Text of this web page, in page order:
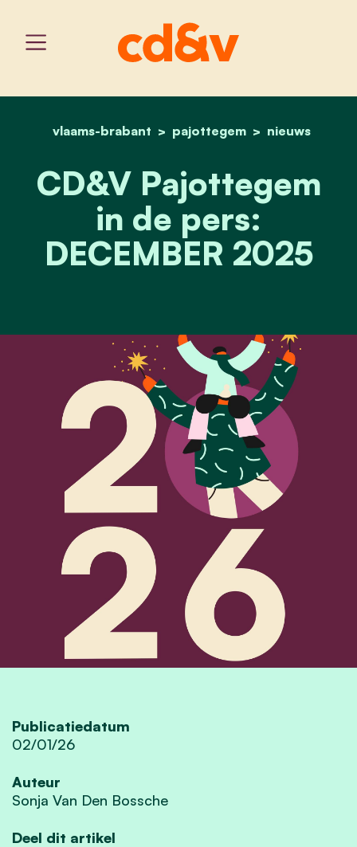
home
vlaams-brabant pajottegem nieuws
cd&v pajottegem in de
CD&V Pajottegem
in de pers:
DECEMBER 2025
Publicatiedatum
02/01/26
Auteur
Sonja Van Den Bossche
Deel dit artikel